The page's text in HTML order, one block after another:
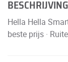
BESCHRIJVING
Hella Hella
beste prijs ·